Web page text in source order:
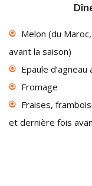
Melon (du
avant la saison)
Epaule
Fromage
Fraises,
et dernière fois